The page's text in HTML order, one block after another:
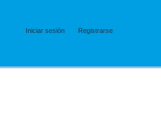
Iniciar sesión Registrarse